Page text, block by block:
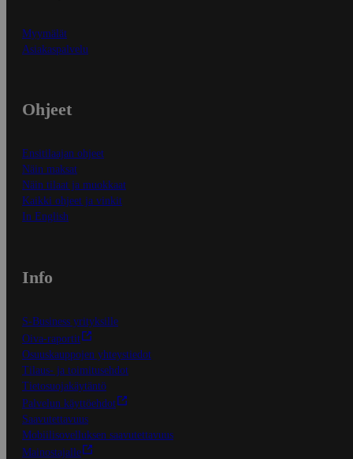
Myymälät
Asiakaspalvelu
Ohjeet
Ensitilaajan ohjeet
Näin maksat
Näin tilaat ja muokkaat
Kaikki ohjeet ja vinkit
In English
Info
S-Business yrityksille
Oiva-raportit
Osuuskauppojen yhteystiedot
Tilaus- ja toimitusehdot
Tietosuojakäytäntö
Palvelun käyttöehdot
Saavutettavuus
Mobiilisovelluksen saavutettavuus
Mainostajalle